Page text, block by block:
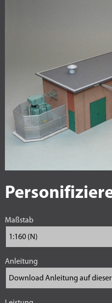
Maßstab
Anleitung